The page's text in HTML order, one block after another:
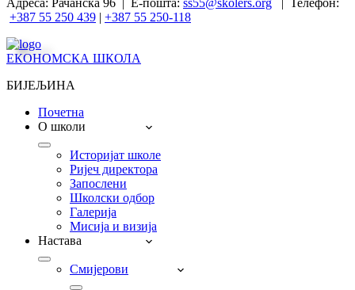
Адреса: Рачанска 96 | Е-пошта: ss55@skolers.org | Телефон:
+387 55 250 439 | +387 55 250-118
ЕКОНОМСКА ШКОЛА
БИЈЕЉИНА
Почетна
О школи
Историјат школе
Ријеч директора
Запослени
Школски одбор
Галерија
Мисија и визија
Настава
Смијерови